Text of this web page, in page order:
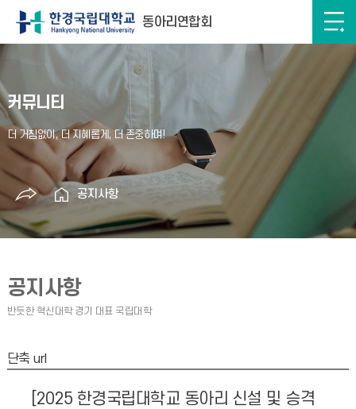
동아리연합회
커뮤니티
공지사항
공지사항
단축 url
[2025 한경국립대학교 동아리 신설 및 승격